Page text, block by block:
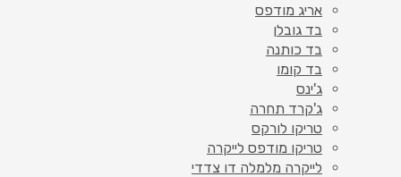
אריג מודפס
בד גובלן
בד כותנה
בד קומו
ג'ינס
ג'קרד תחרה
טריקו לורקס
טריקו מודפס לייקרה
לייקרה מלמלה דו צדדי